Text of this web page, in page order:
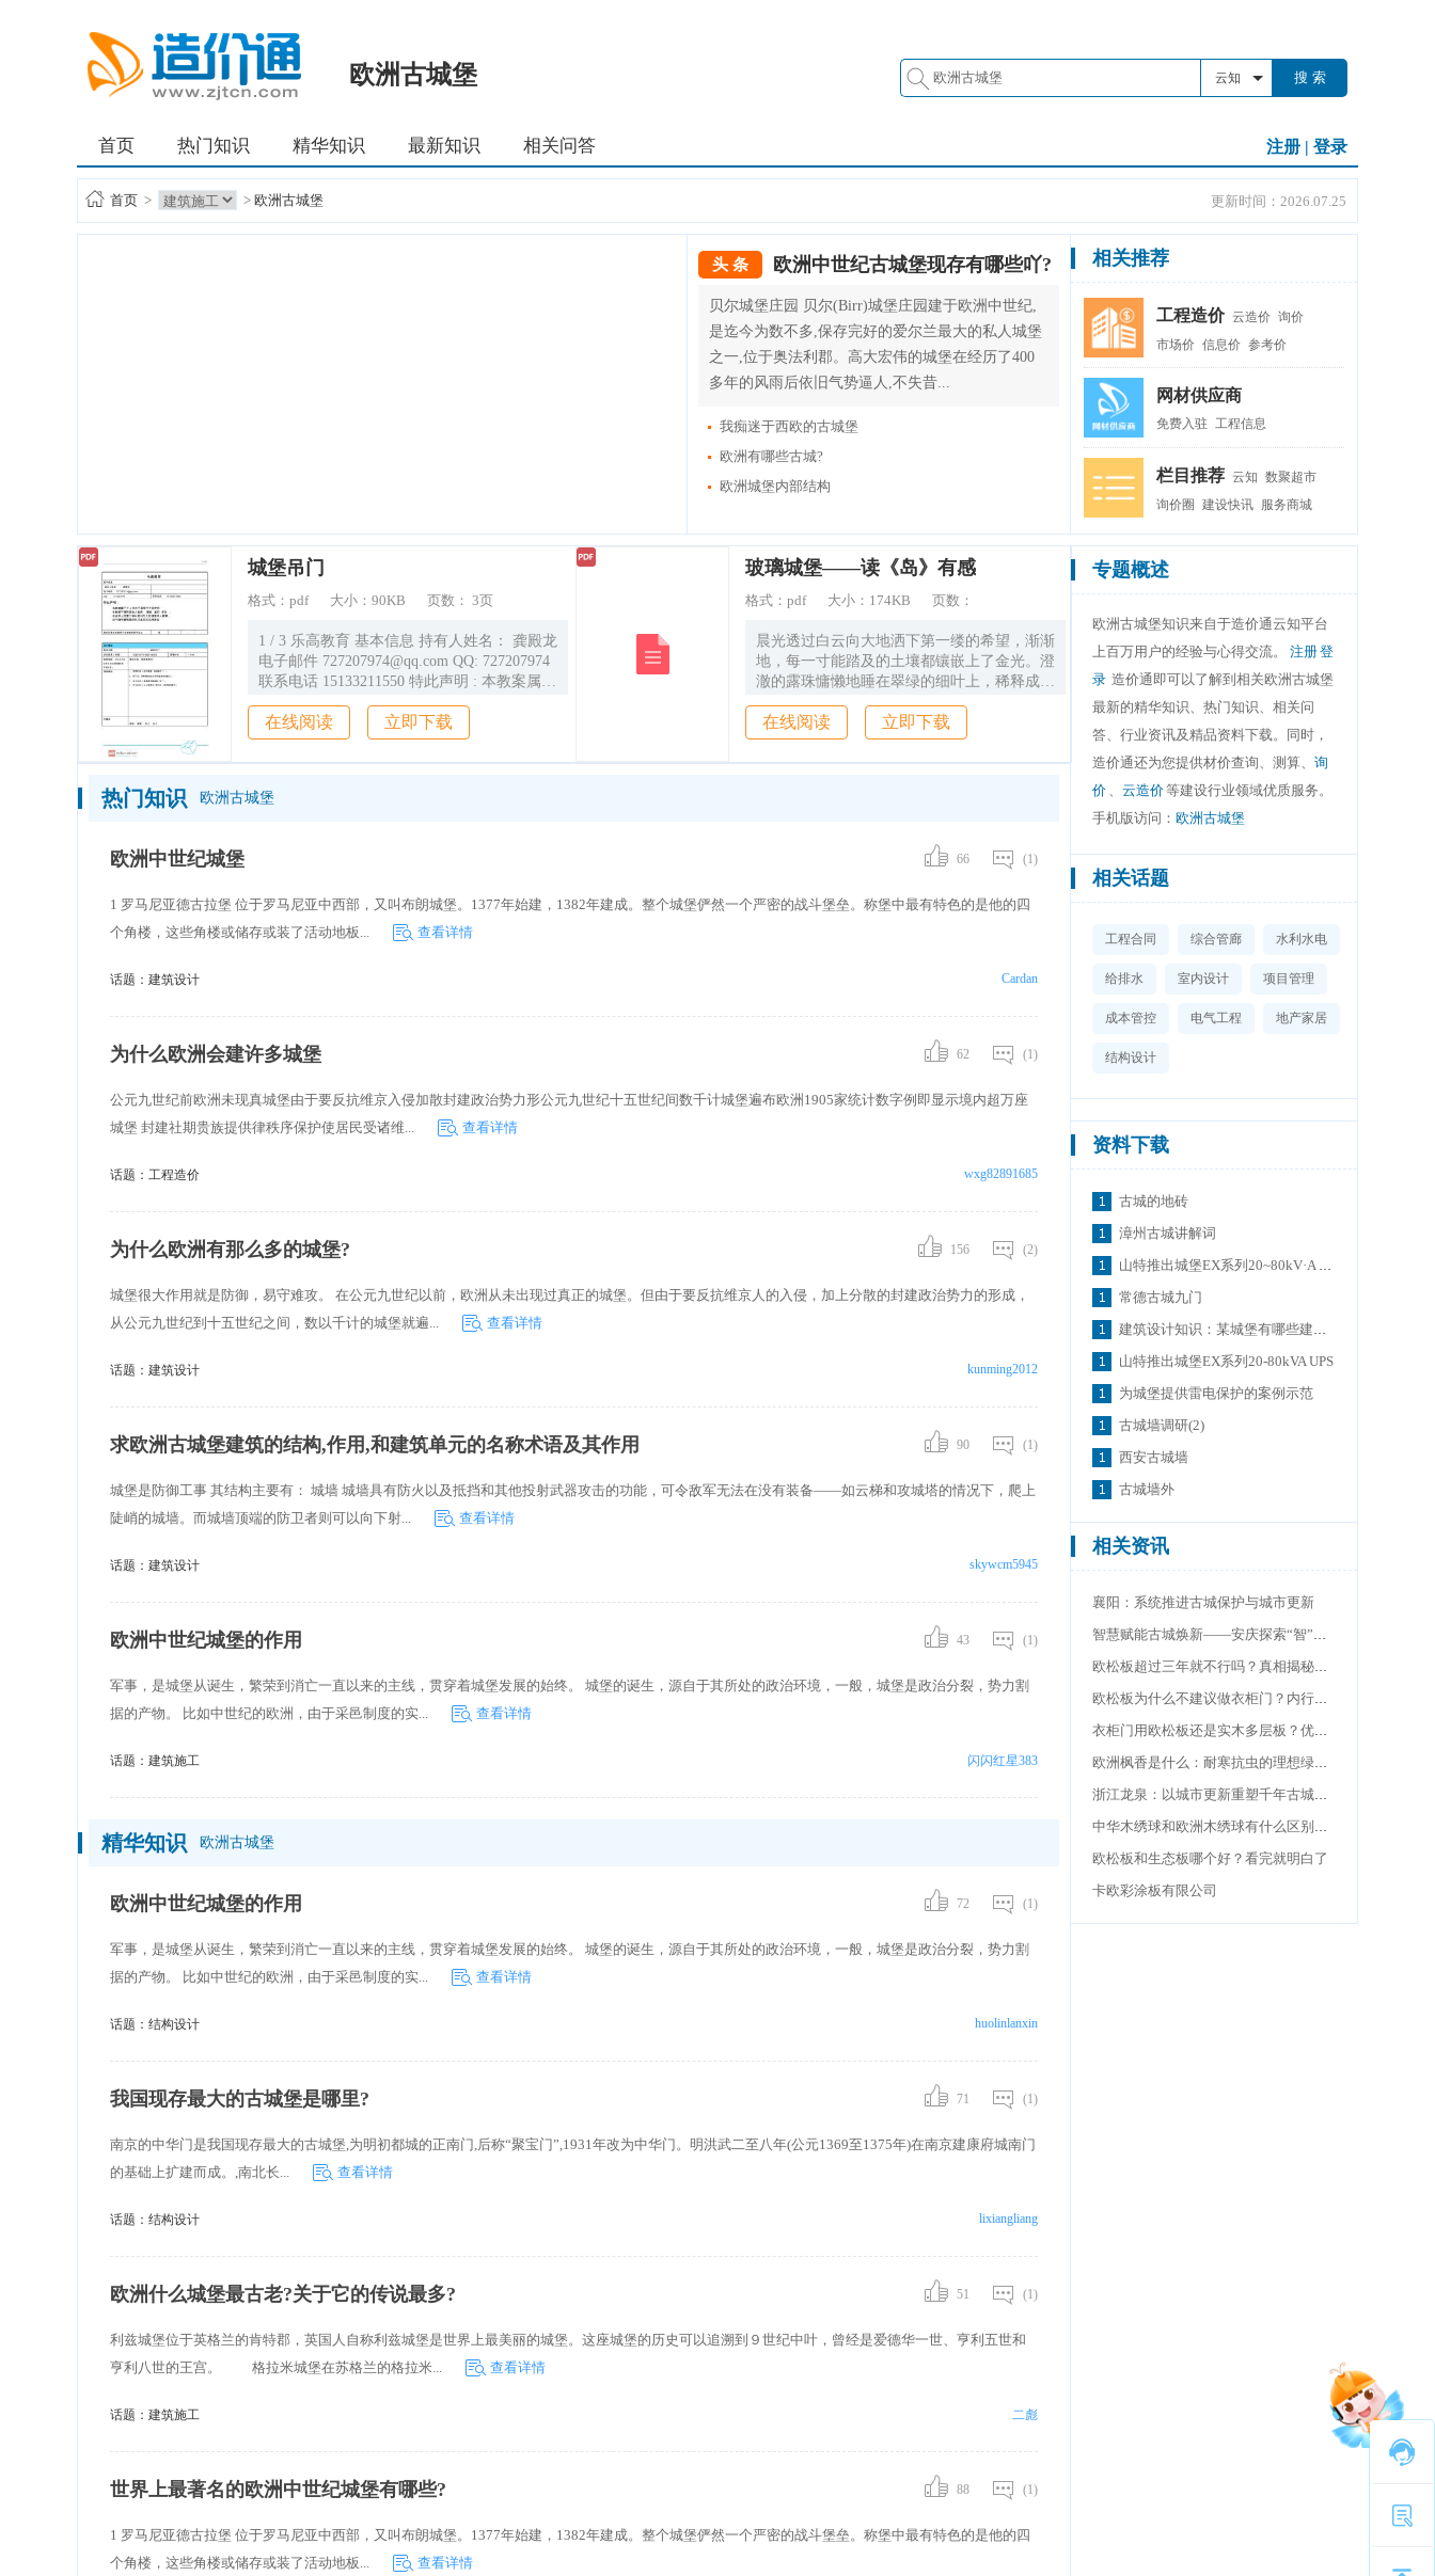
造价通
欧洲古城堡 云知 搜 索
首页 热门知识 精华知识 最新知识 相关问答 注册 | 登录
首页 > > 欧洲古城堡 更新时间：2026.07.25
头 条 欧洲中世纪古城堡现存有哪些吖?
贝尔城堡庄园 贝尔(Birr)城堡庄园建于欧洲中世纪,
是迄今为数不多,保存完好的爱尔兰最大的私人城堡
之一,位于奥法利郡。高大宏伟的城堡在经历了400
多年的风雨后依旧气势逼人,不失昔...
我痴迷于西欧的古城堡
欧洲有哪些古城?
欧洲城堡内部结构
相关推荐
工程造价 云造价 询价
市场价 信息价 参考价
网材供应商
免费入驻 工程信息
栏目推荐 云知 数聚超市
询价圈
建设快讯 服务商城
城堡吊门
格式： pdf 大小： 90KB 页数： 3页
1 / 3 乐高教育 基本信息 持有人姓名： 龚殿龙
电子邮件 727207974@qq.com QQ: 727207974
联系电话 15133211550 特此声明 : 本教案属于
个人所有不得授权不可使用； 本教案不得转
借他人查阅 翻版 复印 修改 ； 未经本人同意
不得以营利为目的倒卖本人教案； 如不遵守
撤销使用权并追究其法律责任 . 是否同意本教
学主题 城堡吊门 涉及教具（领域） 9090
(了解绳索的拉力和桥面自身的重力） 3. 学习
活动 （根据要求搭建城门吊门） 4. 学习目标
（认识城堡吊门的特点，绳索要跨度大） 关
在线阅读 立即下载
玻璃城堡——读《岛》有感
格式： pdf 大小： 174KB 页数：
晨光透过白云向大地洒下第一缕的希望，渐渐
地，每一寸能踏及的土壤都镶嵌上了金光。澄
澈的露珠慵懒地睡在翠绿的细叶上，稀释成眼
前的一抹光彩，浸润了这弥漫着蝉声的清晨。
沿着一条幽深的小径，慢慢行走，鼻前是甜美
的花香，而盛开在小径边的紫罗兰则是一串属
于清晨紫色的梦。记忆开始变得模糊了，仿佛
在线阅读 立即下载
热门知识 欧洲古城堡
欧洲中世纪城堡 (1)
66
1 罗马尼亚德古拉堡 位于罗马尼亚中西部，又叫布朗城堡。1377年始建，1382年建成。整个城堡俨然一个严密的战斗堡垒。称堡中最有特色的是他的四
个角楼，这些角楼或储存或装了活动地板...
查看详情
话题： 建筑设计 Cardan
为什么欧洲会建许多城堡 (1)
62
公元九世纪前欧洲未现真城堡由于要反抗维京入侵加散封建政治势力形公元九世纪十五世纪间数千计城堡遍布欧洲1905家统计数字例即显示境内超万座
城堡 封建社期贵族提供律秩序保护使居民受诸维...
查看详情
话题： 工程造价 wxg82891685
为什么欧洲有那么多的城堡? (2)
156
城堡很大作用就是防御，易守难攻。 在公元九世纪以前，欧洲从未出现过真正的城堡。但由于要反抗维京人的入侵，加上分散的封建政治势力的形成，
从公元九世纪到十五世纪之间，数以千计的城堡就遍...
查看详情
话题： 建筑设计 kunming2012
求欧洲古城堡建筑的结构,作用,和建筑单元的名称术语及其作用 (1)
90
城堡是防御工事 其结构主要有： 城墙 城墙具有防火以及抵挡和其他投射武器攻击的功能，可令敌军无法在没有装备——如云梯和攻城塔的情况下，爬上
陡峭的城墙。而城墙顶端的防卫者则可以向下射...
查看详情
话题： 建筑设计 skywcm5945
欧洲中世纪城堡的作用 (1)
43
军事，是城堡从诞生，繁荣到消亡一直以来的主线，贯穿着城堡发展的始终。 城堡的诞生，源自于其所处的政治环境，一般，城堡是政治分裂，势力割
据的产物。 比如中世纪的欧洲，由于采邑制度的实...
查看详情
话题： 建筑施工 闪闪红星383
精华知识 欧洲古城堡
欧洲中世纪城堡的作用 (1)
72
军事，是城堡从诞生，繁荣到消亡一直以来的主线，贯穿着城堡发展的始终。 城堡的诞生，源自于其所处的政治环境，一般，城堡是政治分裂，势力割
据的产物。 比如中世纪的欧洲，由于采邑制度的实...
查看详情
话题： 结构设计 huolinlanxin
我国现存最大的古城堡是哪里? (1)
71
南京的中华门是我国现存最大的古城堡,为明初都城的正南门,后称“聚宝门”,1931年改为中华门。明洪武二至八年(公元1369至1375年)在南京建康府城南门
的基础上扩建而成。,南北长...
查看详情
话题： 结构设计 lixiangliang
欧洲什么城堡最古老?关于它的传说最多? (1)
51
利兹城堡位于英格兰的肯特郡，英国人自称利兹城堡是世界上最美丽的城堡。这座城堡的历史可以追溯到９世纪中叶，曾经是爱德华一世、亨利五世和
亨利八世的王宫。 格拉米城堡在苏格兰的格拉米...
查看详情
话题： 建筑施工 二彪
世界上最著名的欧洲中世纪城堡有哪些? (1)
88
1 罗马尼亚德古拉堡 位于罗马尼亚中西部，又叫布朗城堡。1377年始建，1382年建成。整个城堡俨然一个严密的战斗堡垒。称堡中最有特色的是他的四
个角楼，这些角楼或储存或装了活动地板...
查看详情
专题概述
欧洲古城堡知识来自于造价通云知平台
上百万用户的经验与心得交流。 注册登
录 造价通即可以了解到相关欧洲古城堡
最新的精华知识、热门知识、相关问
答、行业资讯及精品资料下载。同时，
造价通还为您提供材价查询、测算、 询
价 、 云造价等建设行业领域优质服务。
手机版访问： 欧洲古城堡
相关话题
工程合同 综合管廊 水利水电
给排水 室内设计 项目管理
成本管控 电气工程 地产家居
结构设计
资料下载
古城的地砖
漳州古城讲解词
山特推出城堡EX系列20~80kV·A UPS
常德古城九门
建筑设计知识：某城堡有哪些建筑设计
山特推出城堡EX系列20-80kVA UPS
为城堡提供雷电保护的案例示范
古城墙调研(2)
西安古城墙
古城墙外
相关资讯
襄阳：系统推进古城保护与城市更新
智慧赋能古城焕新——安庆探索“智”理之路
欧松板超过三年就不行吗？真相揭秘：4点细节决定寿命
欧松板为什么不建议做衣柜门？内行人揭秘，6个缺点很致命
衣柜门用欧松板还是实木多层板？优缺点明显，聪明人这样选
欧洲枫香是什么：耐寒抗虫的理想绿化树种
浙江龙泉：以城市更新重塑千年古城新时代风貌
中华木绣球和欧洲木绣球有什么区别？全面对比
欧松板和生态板哪个好？看完就明白了
卡欧彩涂板有限公司